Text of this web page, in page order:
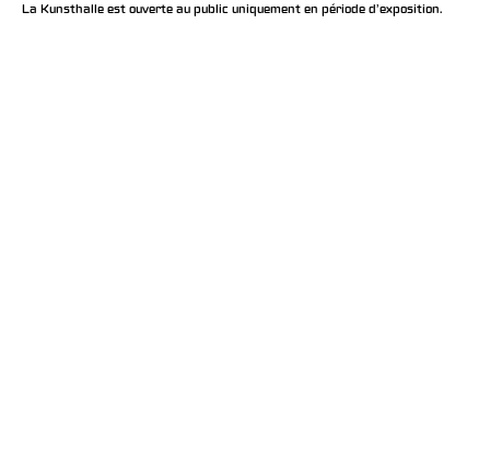
La Kunsthalle est ouverte au public uniquement en période d'exposition.